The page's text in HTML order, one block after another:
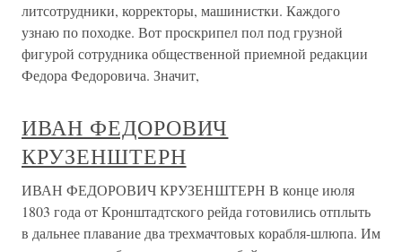
литсотрудники, корректоры, машинистки. Каждого
узнаю по походке. Вот проскрипел пол под грузной
фигурой сотрудника общественной приемной редакции
Федора Федоровича. Значит,
ИВАН ФЕДОРОВИЧ
КРУЗЕНШТЕРН
ИВАН ФЕДОРОВИЧ КРУЗЕНШТЕРН В конце июля
1803 года от Кронштадтского рейда готовились отплыть
в дальнее плавание два трехмачтовых корабля-шлюпа. Им